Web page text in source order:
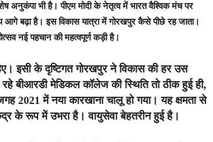
अनुकंपा भी है। पीएम मोदी के नेतृत्व में भारत वैश्विक मंच पर
बढ़ा है। इस विकास यात्रा में गोरखपुर कैसे पीछे रह जाता।
नई पहचान की महत्वपूर्ण कड़ी है।
इसी के दृष्टिगत गोरखपुर ने विकास की हर उस
बीआरडी मेडिकल कॉलेज की स्थिति तो ठीक हुई ही,
2021 में नया कारखाना चालू हो गया। यह क्षमता से
के रूप में उभरा है। वायुसेवा बेहतरीन हुई है।